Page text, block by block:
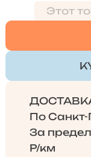
Этот
По Санкт-
За
Р/км